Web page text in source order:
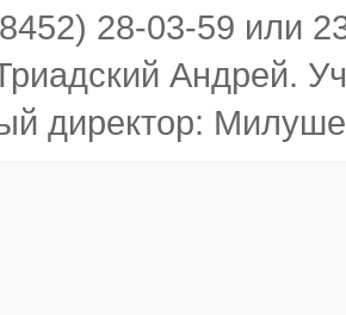
28-03-59 или
Андрей.
директор: